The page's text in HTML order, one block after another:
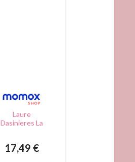
Laure
Dasinieres La
40 Ans :
17,49 €